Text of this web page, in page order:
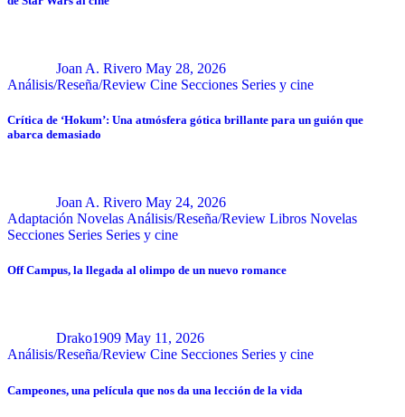
Joan A. Rivero May 28, 2026
Análisis/Reseña/Review Cine Secciones Series y cine
Crítica de ‘Hokum’: Una atmósfera gótica brillante para un guión que
abarca demasiado
Joan A. Rivero May 24, 2026
Adaptación Novelas Análisis/Reseña/Review Libros Novelas
Secciones Series Series y cine
Off Campus, la llegada al olimpo de un nuevo romance
Drako1909 May 11, 2026
Análisis/Reseña/Review Cine Secciones Series y cine
Campeones, una película que nos da una lección de la vida